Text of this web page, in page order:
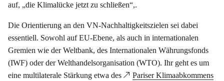
auf, „die Klimalücke jetzt zu schließen“,.
Die Orientierung an den VN-Nachhaltigkeitszielen sei dabei
essentiell. Sowohl auf EU-Ebene, als auch in internationalen
Gremien wie der Weltbank, des Internationalen Währungsfonds
(IWF) oder der Welthandelsorganisation (WTO). Ihr geht es um
eine multilaterale Stärkung etwa des
Pariser Klimaabkommens